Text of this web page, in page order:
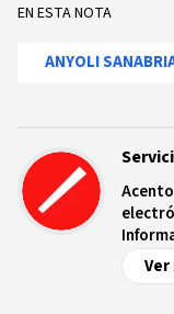
EN ESTA NOTA
ANYOLI
de
nivel
Ver